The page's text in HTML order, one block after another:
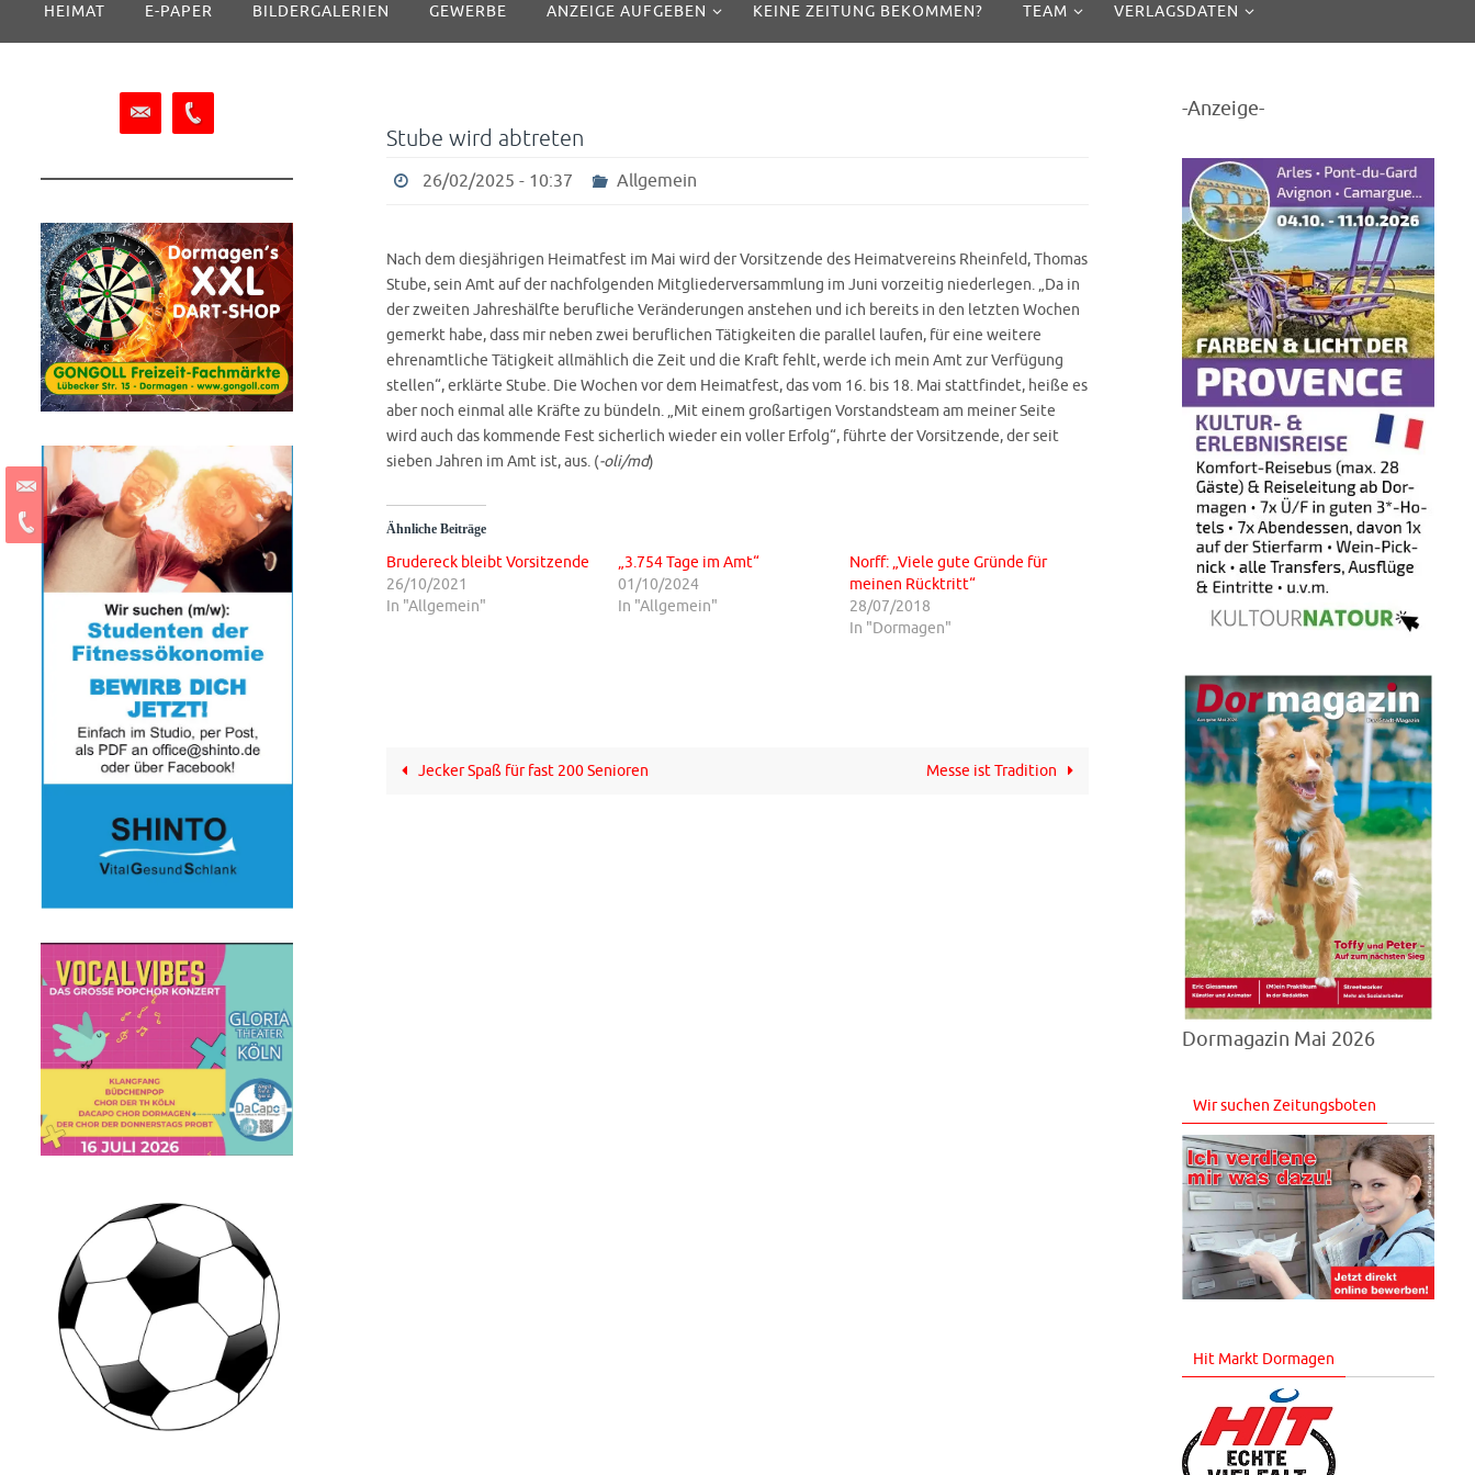
springen
HEIMAT E-PAPER BILDERGALERIEN GEWERBE ANZEIGE AUFGEBEN KEINE ZEITUNG BEKOMMEN? TEAM VERLAGSDATEN
Stube wird abtreten
26/02/2025 - 10:37 Allgemein
Nach dem diesjährigen Heimatfest im Mai wird der Vorsitzende des Heimatvereins Rheinfeld, Thomas
Stube, sein Amt auf der nachfolgenden Mitgliederversammlung im Juni vorzeitig niederlegen. „Da in
der zweiten Jahreshälfte berufliche Veränderungen anstehen und ich bereits in den letzten Wochen
gemerkt habe, dass mir neben zwei beruflichen Tätigkeiten die parallel laufen, für eine weitere
ehrenamtliche Tätigkeit allmählich die Zeit und die Kraft fehlt, werde ich mein Amt zur Verfügung
stellen“, erklärte Stube. Die Wochen vor dem Heimatfest, das vom 16. bis 18. Mai stattfindet, heiße es
aber noch einmal alle Kräfte zu bündeln. „Mit einem großartigen Vorstandsteam am meiner Seite
wird auch das kommende Fest sicherlich wieder ein voller Erfolg“, führte der Vorsitzende, der seit
sieben Jahren im Amt ist, aus. (-oli/md)
Ähnliche Beiträge
Brudereck bleibt Vorsitzende
26/10/2021
In "Allgemein"
„3.754 Tage im Amt“
01/10/2024
In "Allgemein"
Norff: „Viele gute Gründe für
meinen Rücktritt“
28/07/2018
In "Dormagen"
Jecker Spaß für fast 200 Senioren Messe ist Tradition
-Anzeige-
Dormagazin Mai 2026
Wir suchen Zeitungsboten
Hit Markt Dormagen